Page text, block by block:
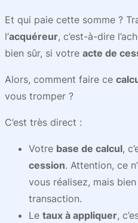
Et qui paie cette somme ?
l’acquéreur, c’est-à-dire
bien sûr, si votre acte de
Alors, comment faire ce
vous tromper ?
C’est très direct :
Votre base de calcul,
cession. Attention, ce
vous réalisez, mais
transaction.
Le taux à appliquer,